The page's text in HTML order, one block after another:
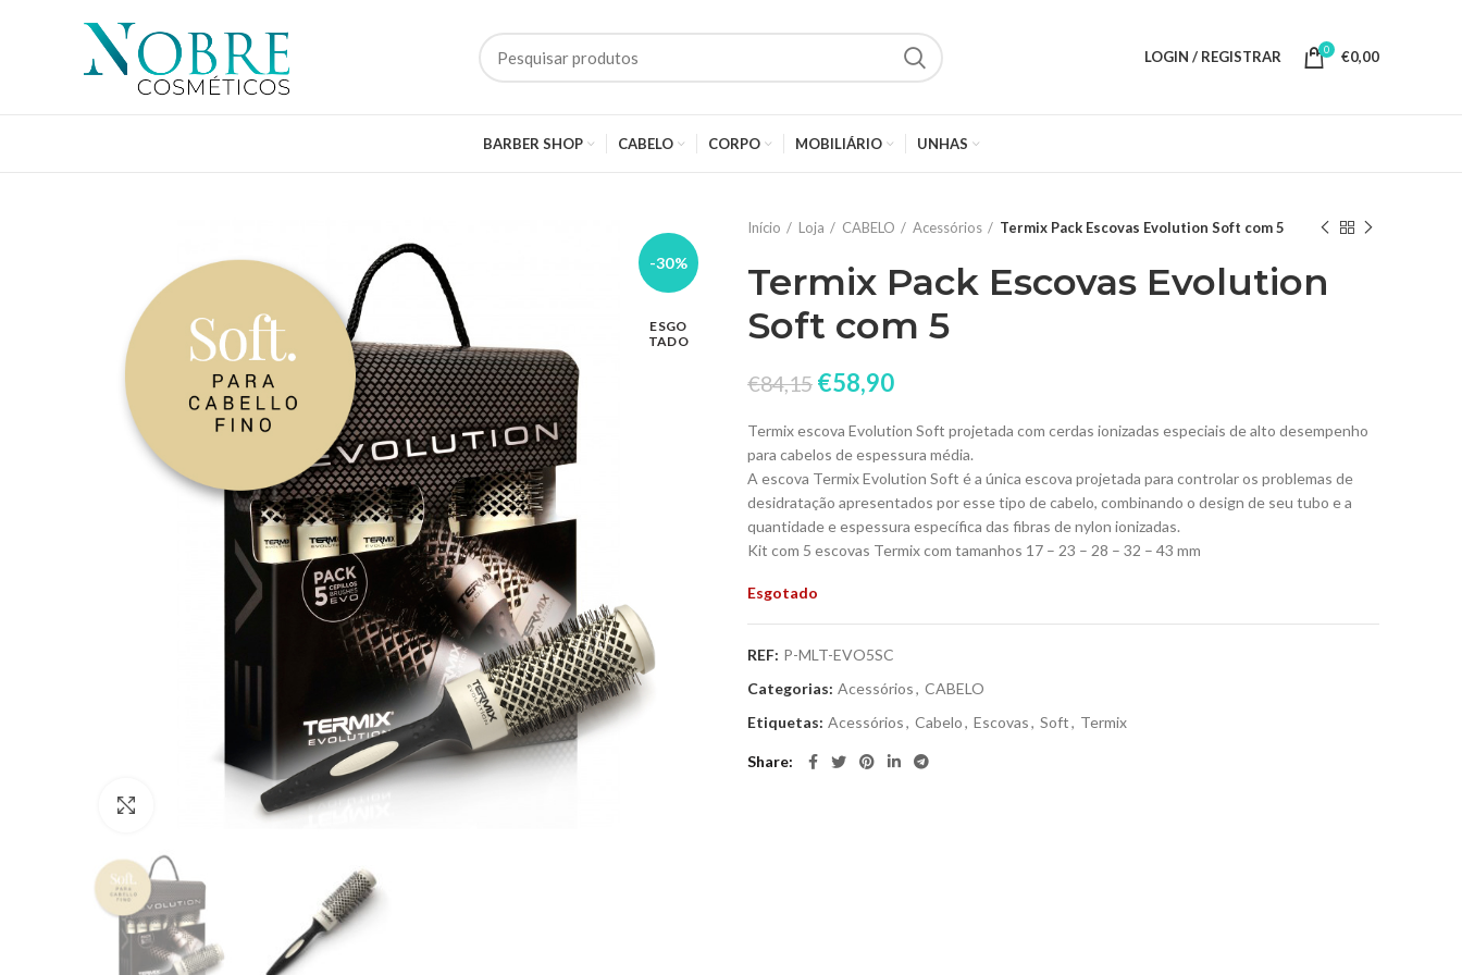
LOGIN / REGISTRAR 0 €0,00
BARBER SHOP CABELO CORPO MOBILIÁRIO UNHAS
-30%
ESGO
TADO
Click to enlarge
Início Loja CABELO Acessórios Termix Pack Escovas Evolution Soft com 5
Termix Pack Escovas Evolution
Soft com 5
€84,15 €58,90
Termix escova Evolution Soft projetada com cerdas ionizadas especiais de alto desempenho
para cabelos de espessura média.
A escova Termix Evolution Soft é a única escova projetada para controlar os problemas de
desidratação apresentados por esse tipo de cabelo, combinando o design de seu tubo e a
quantidade e espessura específica das fibras de nylon ionizadas.
Kit com 5 escovas Termix com tamanhos 17 – 23 – 28 – 32 – 43 mm
Esgotado
REF: P-MLT-EVO5SC
Categorias: Acessórios, CABELO
Etiquetas: Acessórios, Cabelo, Escovas, Soft, Termix
Share